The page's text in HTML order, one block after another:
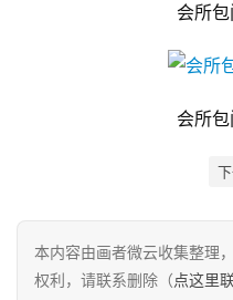
会所
会所
本内容由画者微云收集整理
权利，请联系删除（点这里